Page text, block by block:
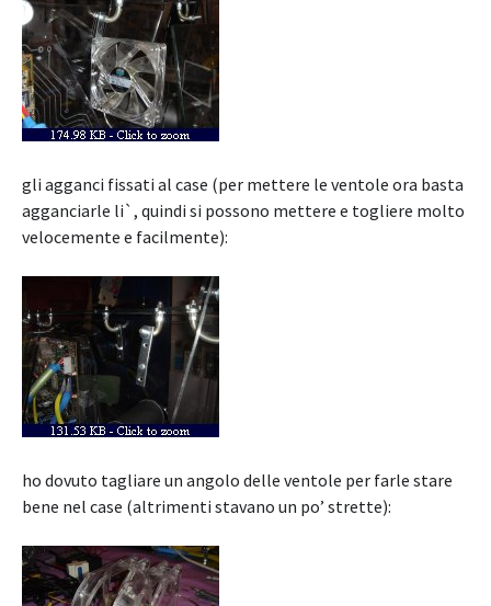
gli agganci fissati al case (per mettere le ventole ora basta
agganciarle li`, quindi si possono mettere e togliere molto
velocemente e facilmente):
ho dovuto tagliare un angolo delle ventole per farle stare
bene nel case (altrimenti stavano un po’ strette):